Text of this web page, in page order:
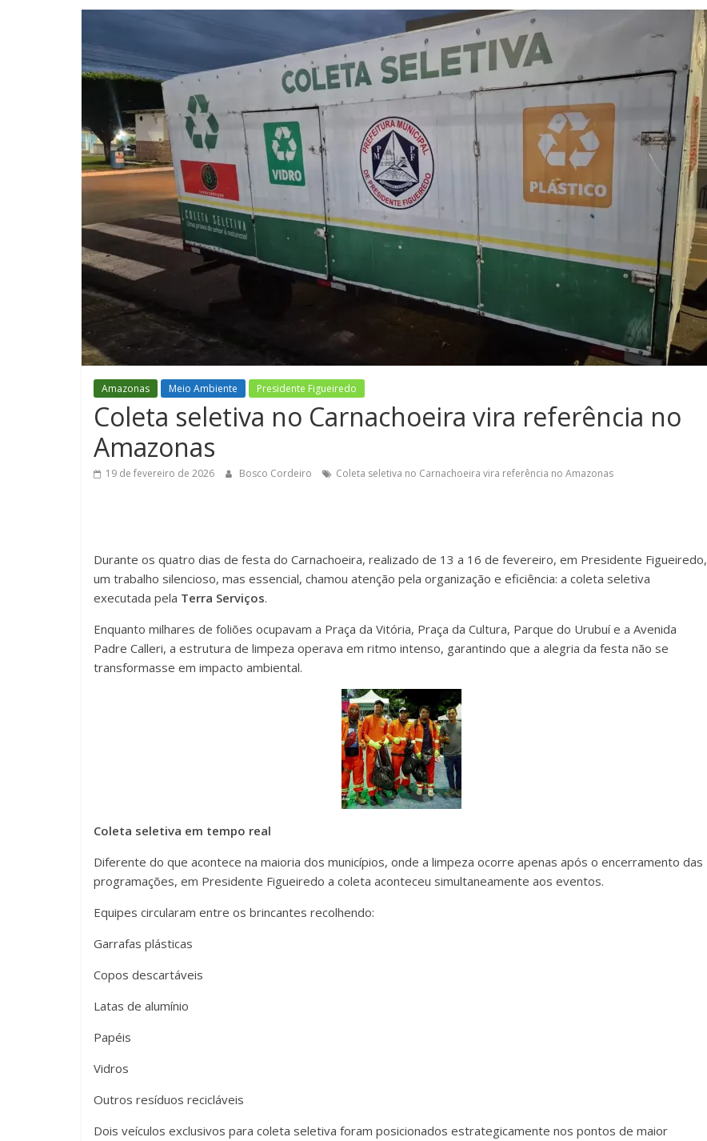
Amazonas Meio Ambiente Presidente Figueiredo
Coleta seletiva no Carnachoeira vira referência no
Amazonas
19 de fevereiro de 2026 Bosco Cordeiro Coleta seletiva no Carnachoeira vira referência no Amazonas
Durante os quatro dias de festa do Carnachoeira, realizado de 13 a 16 de fevereiro, em Presidente Figueiredo,
um trabalho silencioso, mas essencial, chamou atenção pela organização e eficiência: a coleta seletiva
executada pela Terra Serviços.
Enquanto milhares de foliões ocupavam a Praça da Vitória, Praça da Cultura, Parque do Urubuí e a Avenida
Padre Calleri, a estrutura de limpeza operava em ritmo intenso, garantindo que a alegria da festa não se
transformasse em impacto ambiental.
Coleta seletiva em tempo real
Diferente do que acontece na maioria dos municípios, onde a limpeza ocorre apenas após o encerramento das
programações, em Presidente Figueiredo a coleta aconteceu simultaneamente aos eventos.
Equipes circularam entre os brincantes recolhendo:
Garrafas plásticas
Copos descartáveis
Latas de alumínio
Papéis
Vidros
Outros resíduos recicláveis
Dois veículos exclusivos para coleta seletiva foram posicionados estrategicamente nos pontos de maior